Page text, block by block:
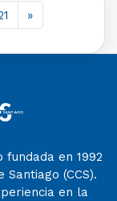
»
en 1992
(CCS).
en la